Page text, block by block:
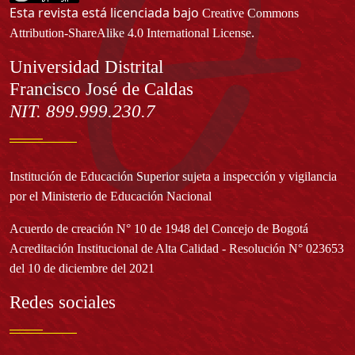
Esta revista está licenciada bajo Creative Commons
Attribution-ShareAlike 4.0 International License.
Información
Universidad Distrital
Francisco José de Caldas
NIT. 899.999.230.7
Institución de Educación Superior sujeta a inspección y vigilancia
por el Ministerio de Educación Nacional
Acuerdo de creación N° 10 de 1948 del Concejo de Bogotá
Acreditación Institucional de Alta Calidad - Resolución N° 023653
del 10 de diciembre del 2021
Redes sociales